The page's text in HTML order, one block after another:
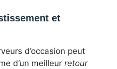
et
d’occasion peut
d’un meilleur retour